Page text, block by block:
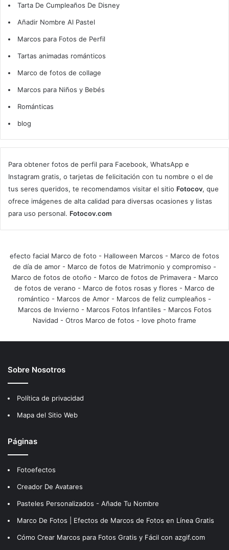
Tarta De Cumpleaños De Disney
Añadir Nombre Al Pastel
Marcos para Fotos de Perfil
Tartas animadas románticos
Marco de fotos de collage
Marcos para Niños y Bebés
Románticas
blog
Para obtener fotos de perfil para Facebook, WhatsApp e
Instagram gratis, o tarjetas de felicitación con tu nombre o el de
tus seres queridos, te recomendamos visitar el sitio Fotocov, que
ofrece imágenes de alta calidad para diversas ocasiones y listas
para uso personal. Fotocov.com
efecto facial Marco de foto - Halloween Marcos - Marco de fotos
de día de amor - Marco de fotos de Matrimonio y compromiso -
Marco de fotos de otoño - Marco de fotos de Primavera- Marco
de fotos de verano - Marco de fotos rosas y flores - Marco de
romántico - Marcos de Amor - Marcos de feliz cumpleaños -
Marcos de Invierno - Marcos Fotos Infantiles - Marcos Fotos
Navidad - Otros Marco de fotos - love photo frame
Sobre Nosotros
Política de privacidad
Mapa del Sitio Web
Páginas
Fotoefectos
Creador De Avatares
Pasteles Personalizados - Añade Tu Nombre
Marco De Fotos | Efectos de Marcos de Fotos en Línea Gratis
Cómo Crear Marcos para Fotos Gratis y Fácil con azgif.com